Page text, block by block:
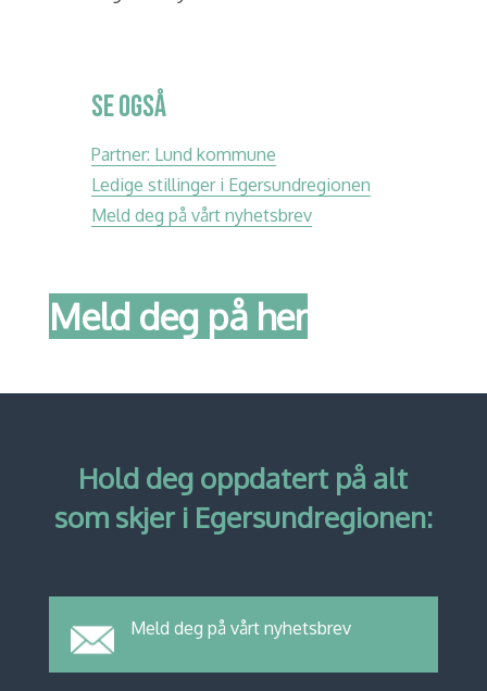
SE OGSÅ
Partner: Lund kommune
Ledige stillinger i Egersundregionen
Meld deg på vårt nyhetsbrev
Meld deg på her
Hold deg oppdatert på alt
som skjer i Egersundregionen:
Meld deg på vårt nyhetsbrev